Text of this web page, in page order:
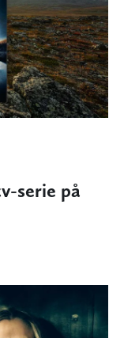
serie på